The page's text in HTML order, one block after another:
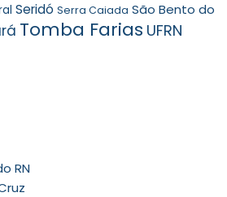
Seridó Serra Caiada São Bento do
Tomba Farias UFRN
RN